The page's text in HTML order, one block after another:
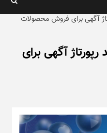
آگهی برای فروش محصولات
آگهی برای